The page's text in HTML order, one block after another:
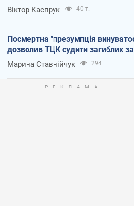
Віктор Каспрук 4,0 т.
Посмертна "презумпція
дозволив ТЦК судити загиблих
Марина Ставнійчук 294